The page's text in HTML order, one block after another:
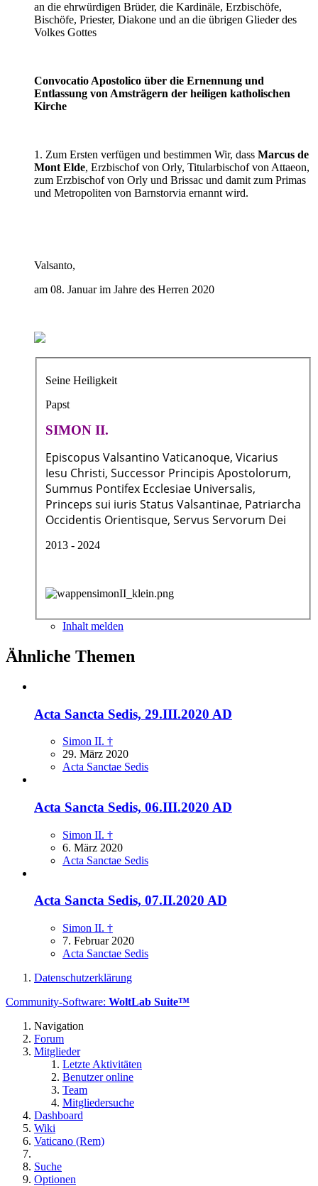
an die ehrwürdigen Brüder, die Kardinäle, Erzbischöfe,
Bischöfe, Priester, Diakone und an die übrigen Glieder des
Volkes Gottes
Convocatio Apostolico über die Ernennung und
Entlassung von Amsträgern der heiligen katholischen
Kirche
1. Zum Ersten verfügen und bestimmen Wir, dass Marcus de
Mont Elde, Erzbischof von Orly, Titularbischof von Attaeon,
zum Erzbischof von Orly und Brissac und damit zum Primas
und Metropoliten von Barnstorvia ernannt wird.
Valsanto,
am 08. Januar im Jahre des Herren 2020
Seine Heiligkeit
Papst
SIMON II.
Episcopus Valsantino Vaticanoque, Vicarius
Iesu Christi, Successor Principis Apostolorum,
Summus Pontifex Ecclesiae Universalis,
Princeps sui iuris Status Valsantinae, Patriarcha
Occidentis Orientisque, Servus Servorum Dei
2013 - 2024
Inhalt melden
Ähnliche Themen
Acta Sancta Sedis, 29.III.2020 AD
Simon II. †
29. März 2020
Acta Sanctae Sedis
Acta Sancta Sedis, 06.III.2020 AD
Simon II. †
6. März 2020
Acta Sanctae Sedis
Acta Sancta Sedis, 07.II.2020 AD
Simon II. †
7. Februar 2020
Acta Sanctae Sedis
Datenschutzerklärung
Community-Software: WoltLab Suite™
Navigation
Forum
Mitglieder
Letzte Aktivitäten
Benutzer online
Team
Mitgliedersuche
Dashboard
Wiki
Vaticano (Rem)
Suche
Optionen